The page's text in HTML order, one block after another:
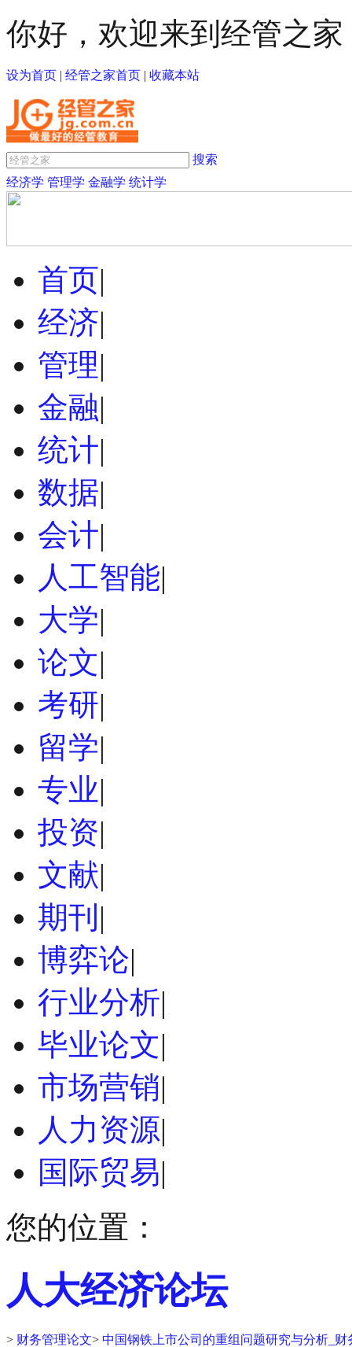
你好，欢迎来到经管之家
设为首页 | 经管之家首页 | 收藏本站
搜索
经济学 管理学 金融学 统计学
首页|
经济|
管理|
金融|
统计|
数据|
会计|
人工智能|
大学|
论文|
考研|
留学|
专业|
投资|
文献|
期刊 |
博弈论|
行业分析|
毕业论文|
市场营销|
人力资源|
国际贸易|
您的位置：
人大经济论坛
> 财务管理论文> 中国钢铁上市公司的重组问题研究与分析_财